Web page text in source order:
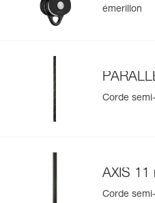
Couleur(s) : noir
Garantie : 3 ans
Gérer et inspecter
Ajoutez un produit Petzl en
datamatrix : toutes les
existantes.
Voir l'historique d'un
fabrication.
émerillon
Corde
AXIS 11
Corde